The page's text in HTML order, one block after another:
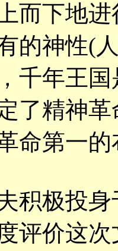
而下地
的神性(
千年王
了精神
命第一
极投身
评价这